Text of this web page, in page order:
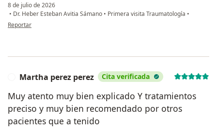
8 de julio de 2026
• Dr. Heber Esteban Avitia Sámano • Primera visita Traumatología •
en opinión del usuario Adryana
Reportar
Martha perez perez Cita verificada
Muy atento muy bien explicado Y tratamientos
preciso y muy bien recomendado por otros
pacientes que a tenido